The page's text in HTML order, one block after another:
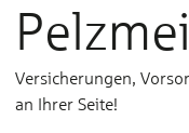
Versicherungen,
an Ihrer Seite!